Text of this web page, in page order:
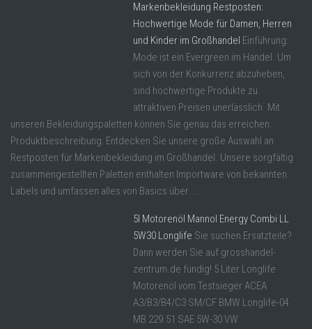
Markenbekleidung Restposten:
Hochwertige Mode für Damen, Herren
und Kinder im Großhandel Einführung:
Mode ist ein Evergreen im Handel. Um
sich von der Konkurrenz abzuheben,
sind hochwertige Produkte zu
attraktiven Preisen unerlässlich. Mit
unseren Bekleidungspaletten können Sie genau das erreichen.
Produktbeschreibung: Entdecken Sie unsere große Auswahl an
Restposten für Markenbekleidung im Großhandel. Unsere sorgfältig
zusammengestellten Paletten enthalten Importware von bekannten
Labels und umfassen alles von Basics über ...
5l Motorenöl Mannol Energy Combi LL
5W30 Longlife Sie suchen Ersatzteile?
Dann werden Sie auf grosshandel-
zentrum.de fündig! 5 Liter Longlife
Motorenöl vom Testsieger ACEA
A3/B3/B4/C3 SM/CF BMW Longlife-04
MB 229.51 SAE 5W-30 VW